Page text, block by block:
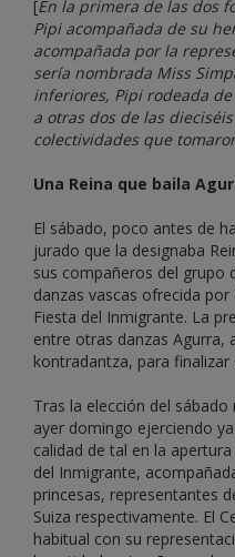
[En la primera de las dos
Pipi acompañada de su
acompañada por la
sería nombrada Miss
inferiores, Pipi rodeada
a otras dos de las
colectividades que
Una Reina que baila
El sábado, poco antes de
jurado que la designaba
sus compañeros del grupo
danzas vascas ofrecida
Fiesta del Inmigrante. La
entre otras danzas Agurra,
kontradantza, para
Tras la elección del
ayer domingo ejerciendo
calidad de tal en la
del Inmigrante,
princesas, representantes
Suiza respectivamente. El
habitual con su